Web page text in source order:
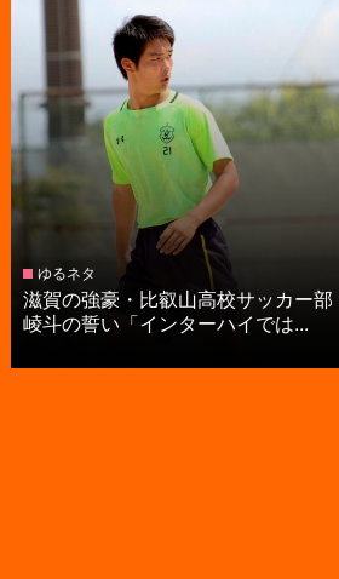
ゆるネタ
滋賀の強豪・比叡山高校サッカー
崚斗の誓い「インターハイでは...